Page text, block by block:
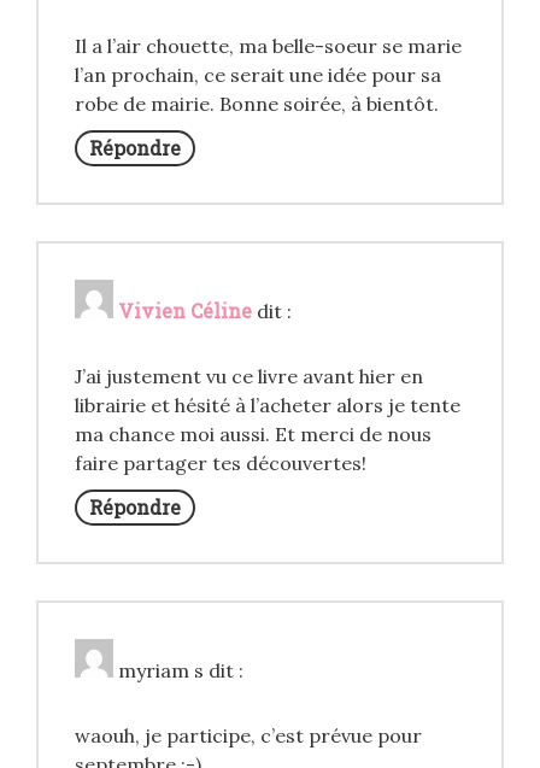
Il a l’air chouette, ma belle-soeur se marie
l’an prochain, ce serait une idée pour sa
robe de mairie. Bonne soirée, à bientôt.
Répondre
Vivien Céline dit :
J’ai justement vu ce livre avant hier en
librairie et hésité à l’acheter alors je tente
ma chance moi aussi. Et merci de nous
faire partager tes découvertes!
Répondre
myriam s dit :
waouh, je participe, c’est prévue pour